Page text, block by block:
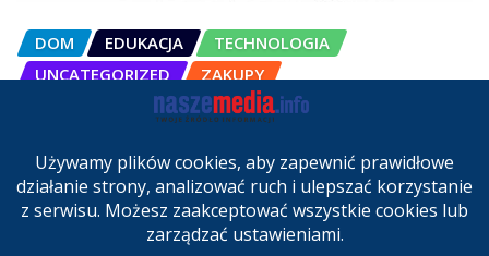
DOM EDUKACJA
TECHNOLOGIA
UNCATEGORIZED
ZAKUPY
OSCAL Pad 200 alternatywą dla
sprzedaży w Polsce
cze 27, 2026